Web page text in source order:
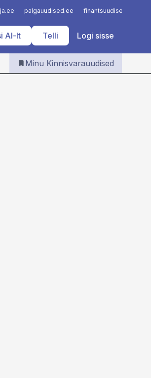
palgauudised.ee finantsuudised.ee
AI-lt Telli Logi sisse
Iseteenindus
Telli Kinnisvarauudised
Minu Kinnisvarauudised